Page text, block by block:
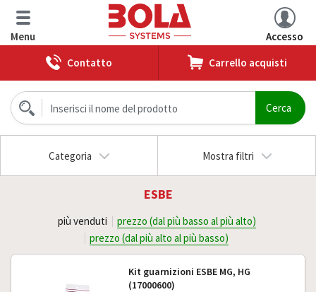
Menu
Accesso
Contatto
Carrello acquisti
Categoria Mostra filtri
ESBE
più venduti
prezzo (dal più basso al più alto)
prezzo (dal più alto al più basso)
Kit guarnizioni ESBE MG, HG
(17000600)